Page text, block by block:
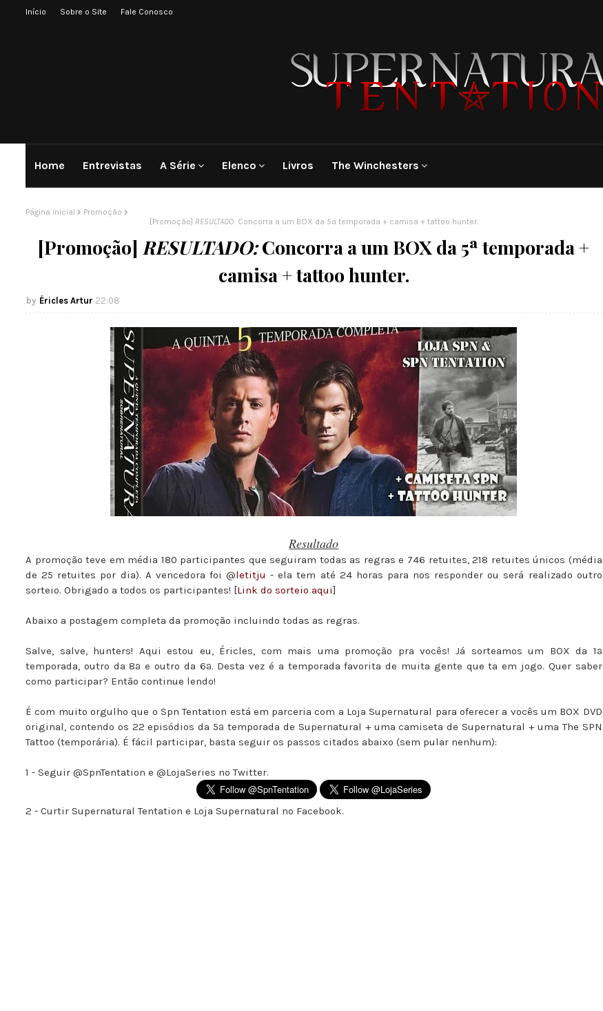
Início Sobre o Site Fale Conosco
Home Entrevistas A Série Elenco Livros The Winchesters
Página inicial
Promoção
[Promoção] RESULTADO: Concorra a um BOX da 5ª temporada + camisa + tattoo hunter.
[Promoção] RESULTADO:Concorra a um BOX da 5ª temporada +
camisa + tattoo hunter.
Éricles Artur 22:08
Resultado
A promoção teve em média 180 participantes que seguiram todas as regras e 746 retuites, 218 retuites únicos (média
de 25 retuites por dia). A vencedora foi @letitju - ela tem até 24 horas para nos responder ou será realizado outro
sorteio. Obrigado a todos os participantes! [Link do sorteio aqui]
Abaixo a postagem completa da promoção incluindo todas as regras.
Salve, salve, hunters! Aqui estou eu, Éricles, com mais uma promoção pra vocês! Já sorteamos um BOX da 1ª
temporada, outro da 8ª e outro da 6ª. Desta vez é a temporada favorita de muita gente que ta em jogo. Quer saber
como participar? Então continue lendo!
É com muito orgulho que o Spn Tentation está em parceria com a Loja Supernatural para oferecer a vocês um BOX DVD
original, contendo os 22 episódios da 5ª temporada de Supernatural + uma camiseta de Supernatural + uma The SPN
Tattoo (temporária). É fácil participar, basta seguir os passos citados abaixo (sem pular nenhum):
1 - Seguir @SpnTentation e @LojaSeries no Twitter.
2 - Curtir Supernatural Tentation e Loja Supernatural no Facebook.